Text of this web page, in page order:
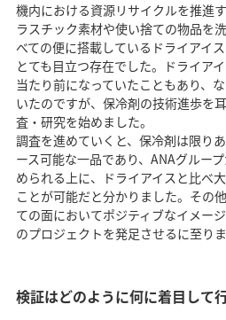
機内における資源リサイクルを推進
ラスチック素材や使い捨ての物品を
べての便に搭載しているドライアイ
とても目立つ存在でした。ドライア
当たり前になっていたこともあり、
いたのですが、保冷剤の技術進歩を
査・研究を始めました。
調査を進めていくと、保冷剤は限り
ース可能な一品であり、ANAグルー
められる上に、ドライアイスと比べ
ことが可能だと分かりました。その
ての面においてポジティブなイメー
のプロジェクトを発足させるに至りま
検証はどのように何に着目して